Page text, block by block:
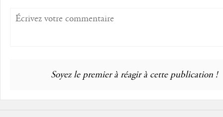
Soyez le premier à réagir à cette publication !